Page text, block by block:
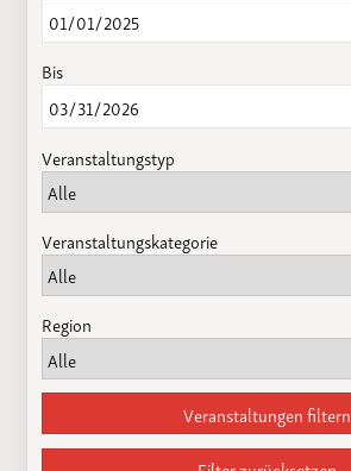
Bis
Veranstaltungstyp
Veranstaltungskategorie
Region
Veranstaltungen filtern